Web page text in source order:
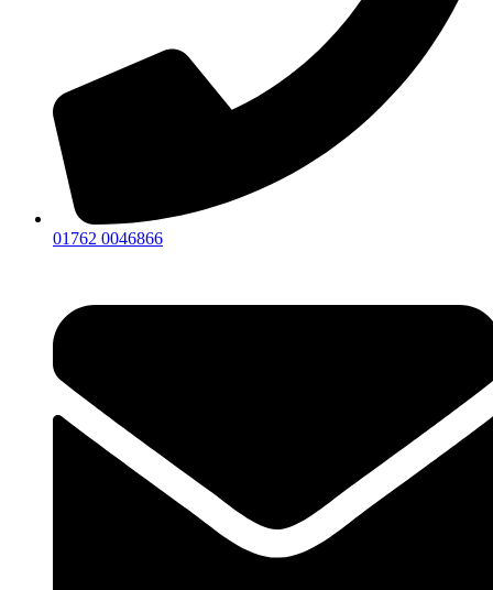
01762 0046866